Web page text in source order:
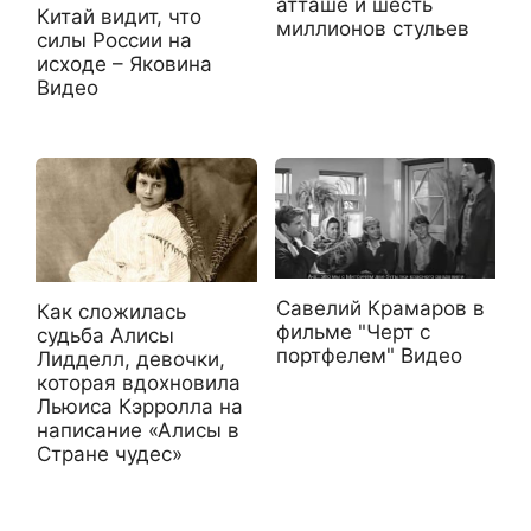
Китай видит, что
силы России на
исходе – Яковина
Видео
миллионов стульев
Как сложилась
судьба Алисы
Лидделл, девочки,
которая вдохновила
Льюиса Кэрролла на
написание «Алисы в
Стране чудес»
Савелий Крамаров в
фильме "Черт с
портфелем" Видео